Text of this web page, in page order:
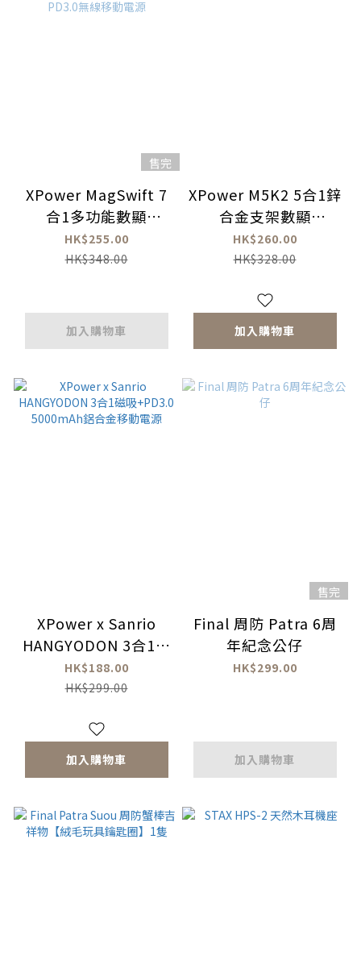
售完
XPower MagSwift 7
合1多功能數顯
10000mAh Type-C
PD/Lightning雙內置
HK$255.00
HK$348.00
加入購物車
XPower M5K2 5合1鋅
合金支架數顯
5000mAh PD3.0+QI2
磁吸移動電源
HK$260.00
HK$328.00
加入購物車
XPower x Sanrio
HANGYODON 3合1磁
吸+PD3.0 5000mAh
鋁合金移動電源
HK$188.00
HK$299.00
加入購物車
售完
Final 周防 Patra 6周
年紀念公仔
HK$299.00
加入購物車